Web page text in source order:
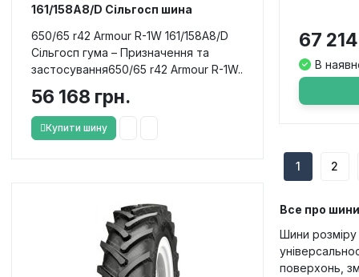
161/158A8/D Сільгосп шина
650/65 r42 Armour R-1W 161/158A8/D
Сільгосп гума – Призначення та
застосування650/65 r42 Armour R-1W..
56 168 грн.
Купити шину
67
В
1 2
Все про
Шини розміру
поверхонь,